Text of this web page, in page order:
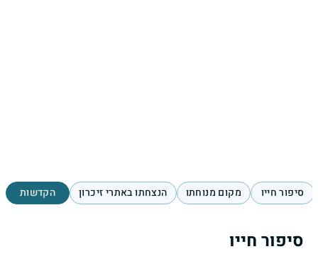
סיפור חייו מקום מנוחתו הנצחתו באתרי זיכרון הקדשות
סיפור חייו